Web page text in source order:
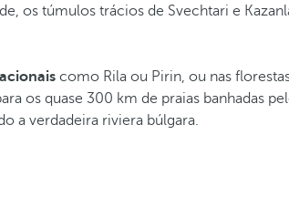
os túmulos trácios de Svechtari e
como Rila ou Pirin, ou nas
os quase 300 km de praias banhadas
a verdadeira riviera búlgara.